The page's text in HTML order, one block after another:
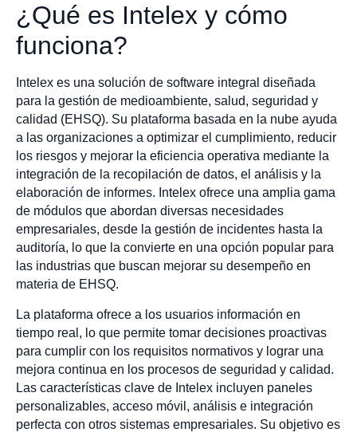
¿Qué es Intelex y cómo
funciona?
Intelex es una solución de software integral diseñada
para la gestión de medioambiente, salud, seguridad y
calidad (EHSQ). Su plataforma basada en la nube ayuda
a las organizaciones a optimizar el cumplimiento, reducir
los riesgos y mejorar la eficiencia operativa mediante la
integración de la recopilación de datos, el análisis y la
elaboración de informes. Intelex ofrece una amplia gama
de módulos que abordan diversas necesidades
empresariales, desde la gestión de incidentes hasta la
auditoría, lo que la convierte en una opción popular para
las industrias que buscan mejorar su desempeño en
materia de EHSQ.
La plataforma ofrece a los usuarios información en
tiempo real, lo que permite tomar decisiones proactivas
para cumplir con los requisitos normativos y lograr una
mejora continua en los procesos de seguridad y calidad.
Las características clave de Intelex incluyen paneles
personalizables, acceso móvil, análisis e integración
perfecta con otros sistemas empresariales. Su objetivo es